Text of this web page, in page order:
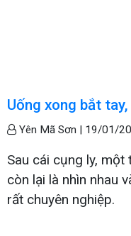
Uống xong bắt
Yên Mã Sơn | 19/01/
Sau cái cụng ly,
còn lại là nhìn nhau
rất chuyên nghiệp.